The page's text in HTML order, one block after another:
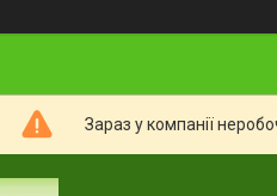
Зараз у компанії